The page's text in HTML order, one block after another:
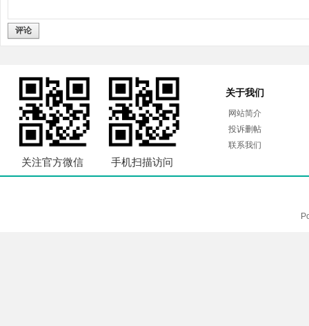
评论
关注官方微信 手机扫描访问
关于我们
网站简介
投诉删帖
联系我们